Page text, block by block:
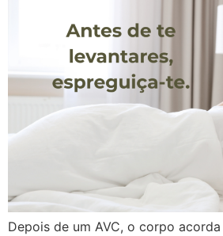
Depois de um AVC, o corpo